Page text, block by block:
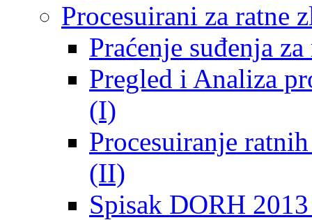
Procesuirani za ratne
Praćenje suđenja
Pregled i Analiza
(I)
Procesuiranje
(II)
Spisak DORH